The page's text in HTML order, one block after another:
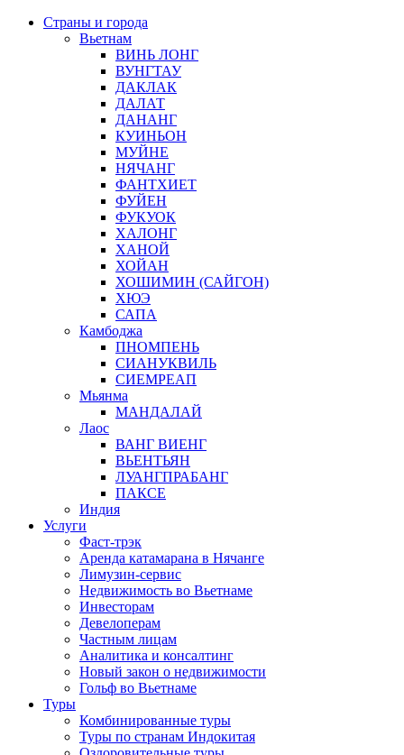
Страны и города
Вьетнам
ВИНЬ ЛОНГ
ВУНГТАУ
ДАКЛАК
ДАЛАТ
ДАНАНГ
КУИНЬОН
МУЙНЕ
НЯЧАНГ
ФАНТХИЕТ
ФУЙЕН
ФУКУОК
ХАЛОНГ
ХАНОЙ
ХОЙАН
ХОШИМИН (САЙГОН)
ХЮЭ
САПА
Камбоджа
ПНОМПЕНЬ
СИАНУКВИЛЬ
СИЕМРЕАП
Мьянма
МАНДАЛАЙ
Лаос
ВАНГ ВИЕНГ
ВЬЕНТЬЯН
ЛУАНГПРАБАНГ
ПАКСЕ
Индия
Услуги
Фаст-трэк
Аренда катамарана в Нячанге
Лимузин-сервис
Недвижимость во Вьетнаме
Инвесторам
Девелоперам
Частным лицам
Аналитика и консалтинг
Новый закон о недвижимости
Гольф во Вьетнаме
Туры
Комбинированные туры
Туры по странам Индокитая